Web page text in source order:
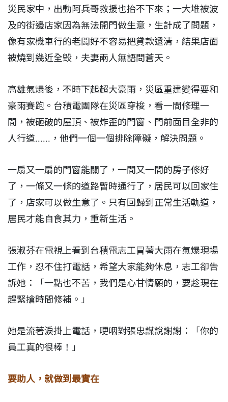
災民家中，出動阿兵哥救援也抬不下來；一大堆被波
及的街邊店家因為無法開門做生意，生計成了問題，
像有家機車行的老闆好不容易把貸款還清，結果店面
被燒到幾近全毀，夫妻兩人無語問蒼天。
高雄氣爆後，不時下起超大豪雨，災區重建變得要和
豪雨賽跑。台積電團隊在災區穿梭，看一間修理一
間，被砸破的屋頂、被炸歪的門窗、門前面目全非的
人行道......，他們一個一個排除障礙，解決問題。
一扇又一扇的門窗能關了，一間又一間的房子修好
了，一條又一條的道路暫時通行了，居民可以回家住
了，店家可以做生意了。只有回歸到正常生活軌道，
居民才能自食其力，重新生活。
張淑芬在電視上看到台積電志工冒著大雨在氣爆現場
工作，忍不住打電話，希望大家能夠休息，志工卻告
訴她：「一點也不苦，我們是心甘情願的，要趁現在
趕緊搶時間修補。」
她是流著淚掛上電話，哽咽對張忠謀說謝謝：「你的
員工真的很棒！」
要助人，就做到最實在